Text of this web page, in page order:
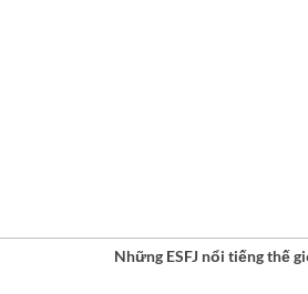
Những ESFJ nổi tiếng thế